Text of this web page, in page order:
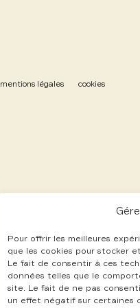
Pour offrir les meilleures
que les cookies pour stocker
Le fait de consentir à ces
données telles que le
site. Le fait de ne pas
un effet négatif sur certaines
mentions légales cookies